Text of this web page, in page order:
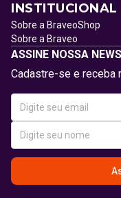
INSTITUCIONAL
Sobre a BraveoShop
Sobre a Braveo
ASSINE NOSSA
Cadastre-se e receba